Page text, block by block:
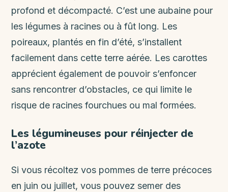
profond et décompacté. C’est une aubaine pour
les légumes à racines ou à fût long. Les
poireaux, plantés en fin d’été, s’installent
facilement dans cette terre aérée. Les carottes
apprécient également de pouvoir s’enfoncer
sans rencontrer d’obstacles, ce qui limite le
risque de racines fourchues ou mal formées.
Les légumineuses pour réinjecter de
l’azote
Si vous récoltez vos pommes de terre précoces
en juin ou juillet, vous pouvez semer des